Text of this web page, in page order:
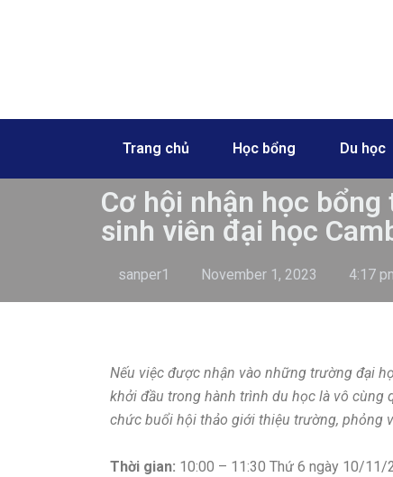
Trang chủ Học bổng Du học
Cơ hội nhận học
sinh viên đại học
sanper1 November 1, 2023 4:17
Nếu việc được nhận vào những trường đại
khởi đầu trong hành trình du học là vô cùng
chức buổi hội thảo giới thiệu trường, phỏng
Thời gian: 10:00 – 11:30 Thứ 6 ngày 10/11/